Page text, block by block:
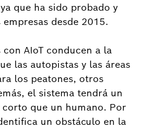
que ha sido probado y
desde 2015.
AIoT conducen a la
las autopistas y las áreas
los peatones, otros
el sistema tendrá un
que un humano. Por
un obstáculo en la